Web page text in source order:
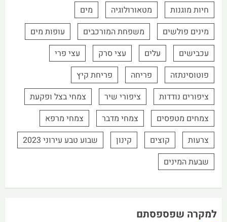
חיות מוגנות
מטאורולוגיה
מים
מינים פולשים
משפחת המורכבים
עופות מים
עכבישים
עלים עצי סרק
עצי פרי
פוטוסינתזה
פריחה
פריחת קיץ
ציפורים נודדות
ציפורי שיר
צמחי בצל ופקעת
צמחים מטפסים
צמחי מדבר
צמחי מרפא
צרעות
קוצים קינון
שבוע טבע עירוני 2023
שבעת המינים
למקרה שפספסתם